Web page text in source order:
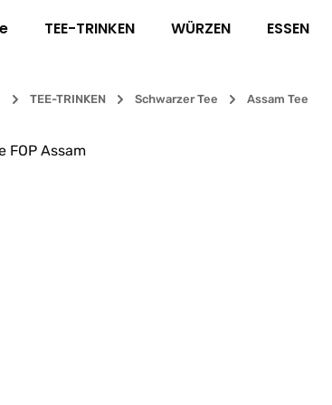
springen
TEE-TRINKEN WÜRZEN ESSEN
TEE-TRINKEN Schwarzer Tee Assam Tee